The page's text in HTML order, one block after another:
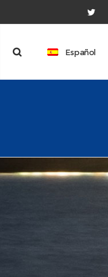
Español